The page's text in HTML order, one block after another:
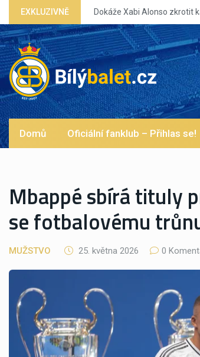
EXKLUZIVNĚ
Dokáže Xabi Alonso zkrotit kabinu plnou
Domů Oficiální fanklub – Přihlas se!
Mbappé sbírá tituly
se fotbalovému
MUŽSTVO 25. května 2026 0